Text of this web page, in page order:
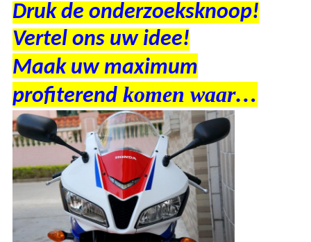
Druk de onderzoeksknoop!
Vertel ons uw idee!
Maak uw maximum
profiterendkomen waar…